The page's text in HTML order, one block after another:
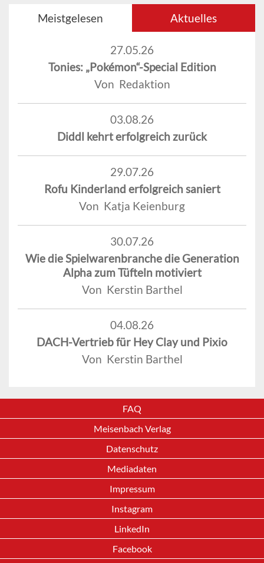
Meistgelesen Aktuelles
27.05.26
Tonies: „Pokémon“-Special Edition
Von Redaktion
03.08.26
Diddl kehrt erfolgreich zurück
29.07.26
Rofu Kinderland erfolgreich saniert
Von Katja Keienburg
30.07.26
Wie die Spielwarenbranche die Generation
Alpha zum Tüfteln motiviert
Von Kerstin Barthel
04.08.26
DACH-Vertrieb für Hey Clay und Pixio
Von Kerstin Barthel
FAQ
Meisenbach Verlag
Datenschutz
Mediadaten
Impressum
Instagram
LinkedIn
Facebook